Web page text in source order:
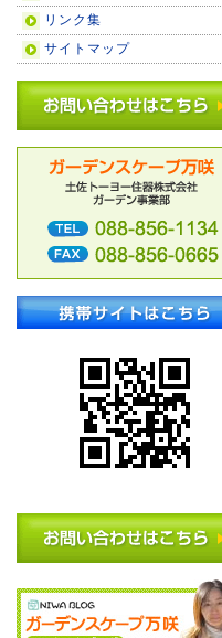
リンク集
サイトマップ